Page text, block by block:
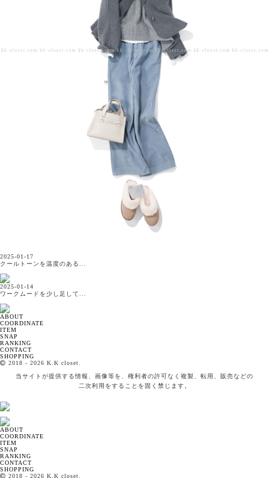
2025-01-17
クールトーンを温度のある...
2025-01-14
ワークムードを少し足して...
ABOUT
COORDINATE
ITEM
SNAP
RANKING
CONTACT
SHOPPING
2018 - 2026 K.K closet.
当サイトが提供する情報、画像等を、権利者の許可なく複製、転用、販売などの
二次利用をすることを固く禁じます。
ABOUT
COORDINATE
ITEM
SNAP
RANKING
CONTACT
SHOPPING
2018 - 2026 K.K closet.